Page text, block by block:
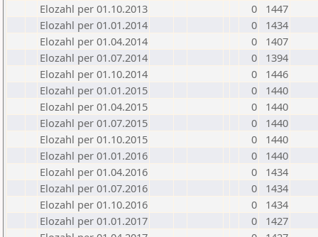
Elozahl per 01.10.2013
0
1447
Elozahl per 01.01.2014
0
1434
Elozahl per 01.04.2014
0
1407
Elozahl per 01.07.2014
0
1394
Elozahl per 01.10.2014
0
1446
Elozahl per 01.01.2015
0
1440
Elozahl per 01.04.2015
0
1440
Elozahl per 01.07.2015
0
1440
Elozahl per 01.10.2015
0
1440
Elozahl per 01.01.2016
0
1440
Elozahl per 01.04.2016
0
1434
Elozahl per 01.07.2016
0
1434
Elozahl per 01.10.2016
0
1434
Elozahl per 01.01.2017
0
1427